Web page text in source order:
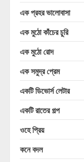
এক প্রহর ভালোবাসা
এক মুঠো কাঁচের চুরি
এক মুঠো রোদ
এক সমুদ্র প্রেম
একটি ডিভোর্স লেটার
একটি রাতের গল্প
ওহে প্রিয়
কনে বদল